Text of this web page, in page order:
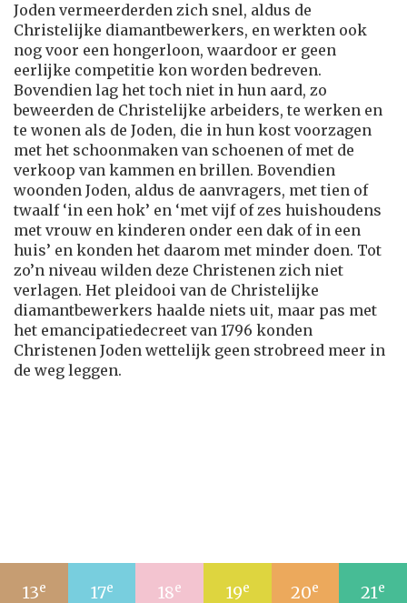
Joden vermeerderden zich snel, aldus de
Christelijke diamantbewerkers, en werkten ook
nog voor een hongerloon, waardoor er geen
eerlijke competitie kon worden bedreven.
Bovendien lag het toch niet in hun aard, zo
beweerden de Christelijke arbeiders, te werken en
te wonen als de Joden, die in hun kost voorzagen
met het schoonmaken van schoenen of met de
verkoop van kammen en brillen. Bovendien
woonden Joden, aldus de aanvragers, met tien of
twaalf ‘in een hok’ en ‘met vijf of zes huishoudens
met vrouw en kinderen onder een dak of in een
huis’ en konden het daarom met minder doen. Tot
zo’n niveau wilden deze Christenen zich niet
verlagen. Het pleidooi van de Christelijke
diamantbewerkers haalde niets uit, maar pas met
het emancipatiedecreet van 1796 konden
Christenen Joden wettelijk geen strobreed meer in
de weg leggen.
13e 17e 18e 19e 20e 21e